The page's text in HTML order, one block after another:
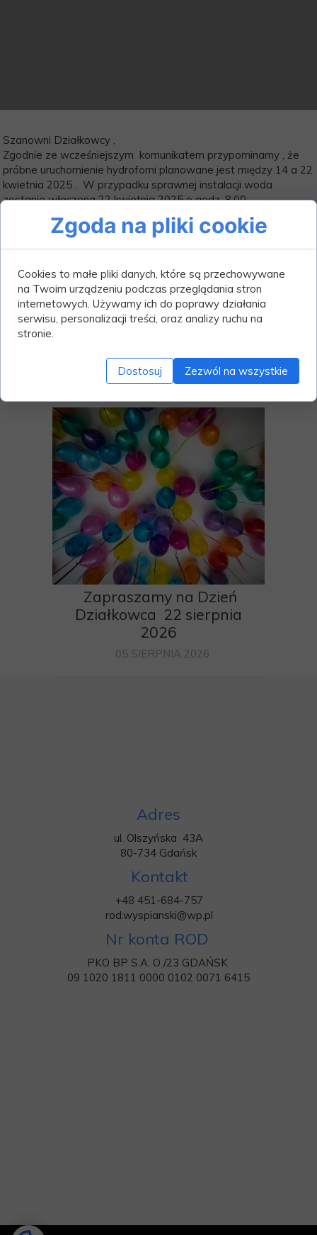
Szanowni Działkowcy ,
Zgodnie ze wcześniejszym komunikatem przypominamy , że
próbne uruchomienie hydroforni planowane jest między 14 a 22
kwietnia 2025 . W przypadku sprawnej instalacji woda
zostanie włączona 22 kwietnia 2025 o godz. 8.00 .
Zapraszamy na Dzień
Działkowca 22 sierpnia
2026
05 SIERPNIA 2026
Adres
ul. Olszyńska 43A
80-734 Gdańsk
Kontakt
+48 451-684-757
rod.wyspianski@wp.pl
Nr konta ROD
PKO BP S.A. O /23 GDAŃSK
09 1020 1811 0000 0102 0071 6415
Zgoda na pliki cookie
Cookies to małe pliki danych, które są przechowywane
na Twoim urządzeniu podczas przeglądania stron
internetowych. Używamy ich do poprawy działania
serwisu, personalizacji treści, oraz analizy ruchu na
stronie.
Dostosuj Zezwól na wszystkie